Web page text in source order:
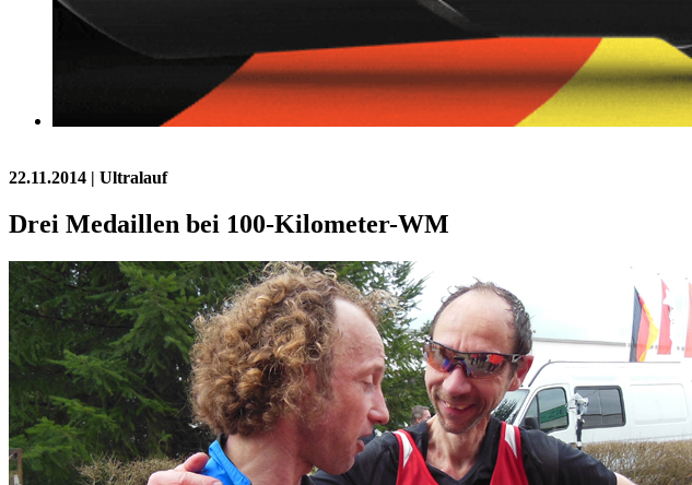
22.11.2014 | Ultralauf
Drei Medaillen bei 100-Kilometer-WM